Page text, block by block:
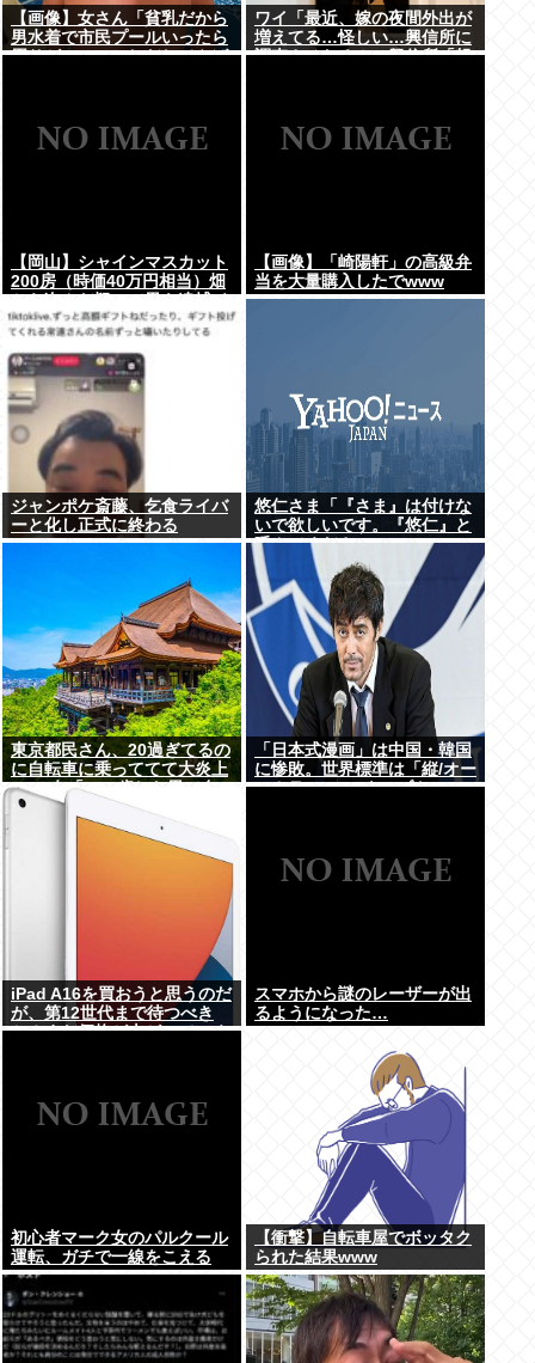
【画像】女さん「貧乳だから
男水着で市民プールいったら
周りがコソコソしだしてやば
ワイ「最近、嫁の夜間外出が
増えてる…怪しい…興信所に
調査させたろ！」興信所「報
【岡山】シャインマスカット
200房（時価40万円相当）畑
ットで販売
【画像】「崎陽軒」の高級弁
当を大量購入したでwww
ジャンポケ斎藤、乞食ライバ
ーと化し正式に終わる
悠仁さま「『さま』は付けな
いで欲しいです。『悠仁』と
呼んでください」
東京都民さん、20過ぎてるの
に自転車に乗っててて大炎上
www女「いい歳した男で自
転車に乗るのは知的障がい者
だけだよ？
「日本式漫画」は中国・韓国
に惨敗。世界標準は「縦/オー
ルカラー」の”ウェブトゥー
iPad A16を買おうと思うのだ
が、第12世代まで待つべき
か？まだ価格が上がっていく
スマホから謎のレーザーが出
るようになった…
初心者マーク女のパルクール
運転、ガチで一線をこえる
【衝撃】自転車屋でボッタク
られた結果www